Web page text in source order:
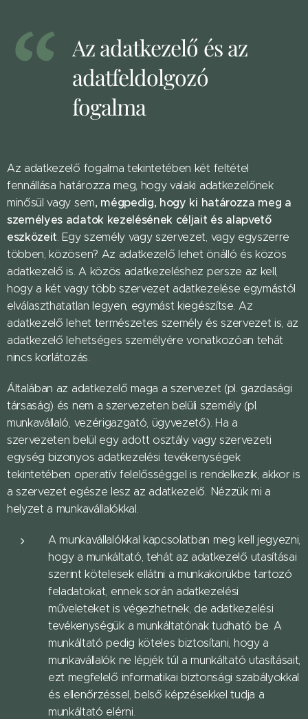
Az adatkezelő és az
adatfeldolgozó
fogalma
Az adatkezelő fogalma tekintetében két feltétel
fennállása határozza meg, hogy valaki adatkezelőnek
minősül vagy sem, mégpedig, hogy ki határozza meg a
személyes adatok kezelésének céljait és alapvető
eszközeit. Egy személy vagy szervezet, vagy egyszerre
többen, közösen? Az adatkezelő lehet önálló és közös
adatkezelő is. A közös adatkezeléshez persze az kell,
hogy a két vagy több szervezet adatkezelése egymástól
elválaszthatatlan legyen, egymást kiegészítse. Az
adatkezelő lehet természetes személy és szervezet is, az
adatkezelő lehetséges személyére vonatkozóan tehát
nincs korlátozás.
Általában az adatkezelő maga a szervezet (pl. gazdasági
társaság) és nem a szervezeten belüli személy (pl.
munkavállaló, vezérigazgató, ügyvezető). Ha a
szervezeten belül egy adott osztály vagy szervezeti
egység bizonyos adatkezelési tevékenységek
tekintetében operatív felelősséggel is rendelkezik, akkor is
a szervezet egésze lesz az adatkezelő. Nézzük mi a
helyzet a munkavállalókkal.
A munkavállalókkal kapcsolatban meg kell jegyezni,
hogy a munkáltató, tehát az adatkezelő utasításai
szerint kötelesek ellátni a munkakörükbe tartozó
feladatokat, ennek során adatkezelési
műveleteket is végezhetnek, de adatkezelési
tevékenységük a munkáltatónak tudható be. A
munkáltató pedig köteles biztosítani, hogy a
munkavállalók ne lépjék túl a munkáltató utasításait,
ezt megfelelő informatikai biztonsági szabályokkal
és ellenőrzéssel, belső képzésekkel tudja a
munkáltató elérni.